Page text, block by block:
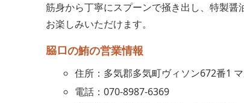
筋身から丁寧にスプーンで掻き出し、特製
お楽しみいただけます。
𦚰口の鮪の営業情報
住所：多気郡多気町ヴィソン672番1
電話：070-8987-6369